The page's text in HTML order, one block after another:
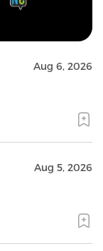
Aug 6, 2026
Aug 5, 2026